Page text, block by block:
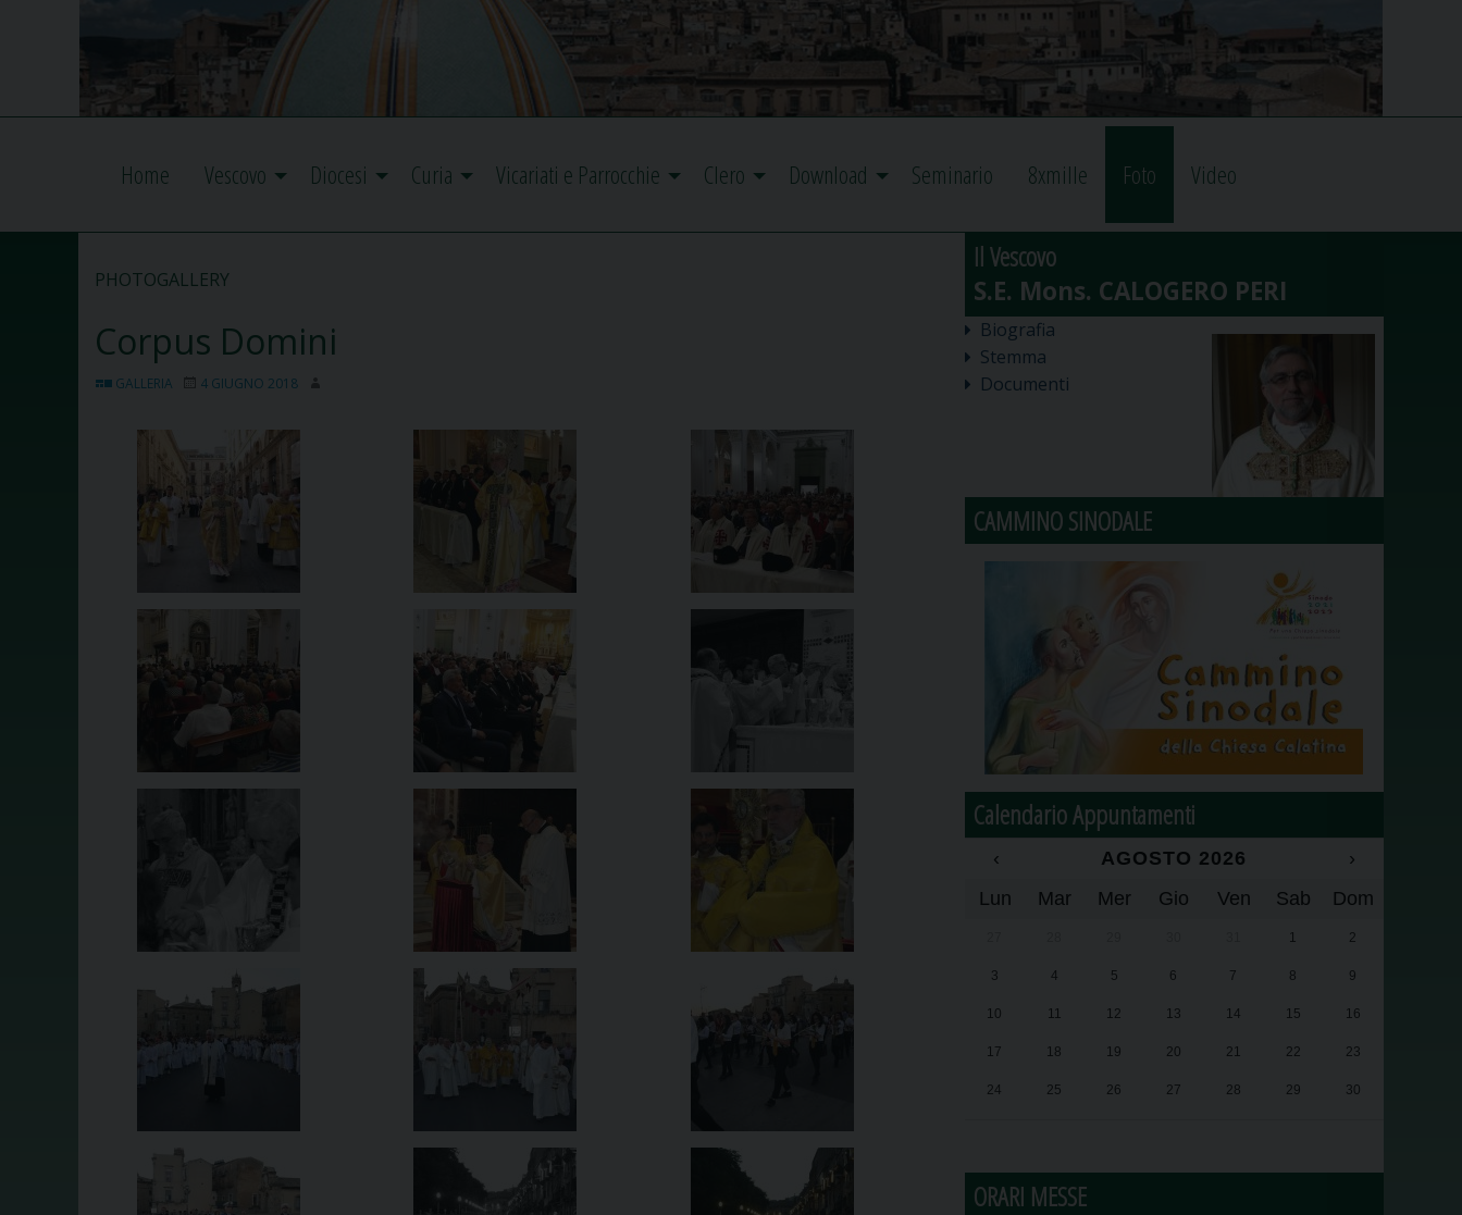
Home Vescovo Diocesi Curia Vicariati e Parrocchie Clero Download Seminario 8xmille Foto Video
PHOTOGALLERY
Corpus Domini
GALLERIA 4 GIUGNO 2018
Il Vescovo
Biografia
Stemma
Documenti
CAMMINO SINODALE
Calendario Appuntamenti
‹ AGOSTO 2026
›
Lun
Mar Mer Gio Ven Sab Dom
1 2
3 4 5 6 7 8 9
10 11 12 13 14 15 16
17 18 19 20 21 22 23
24 25 26 27 28 29 30
ORARI MESSE